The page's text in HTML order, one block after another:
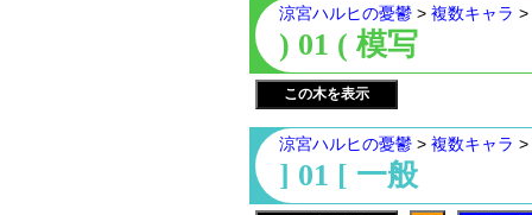
涼宮ハルヒの憂鬱 > 複数キャラ >
) 01 ( 模写
この木を表示
涼宮ハルヒの憂鬱 > 複数キャラ >
] 01 [ 一般